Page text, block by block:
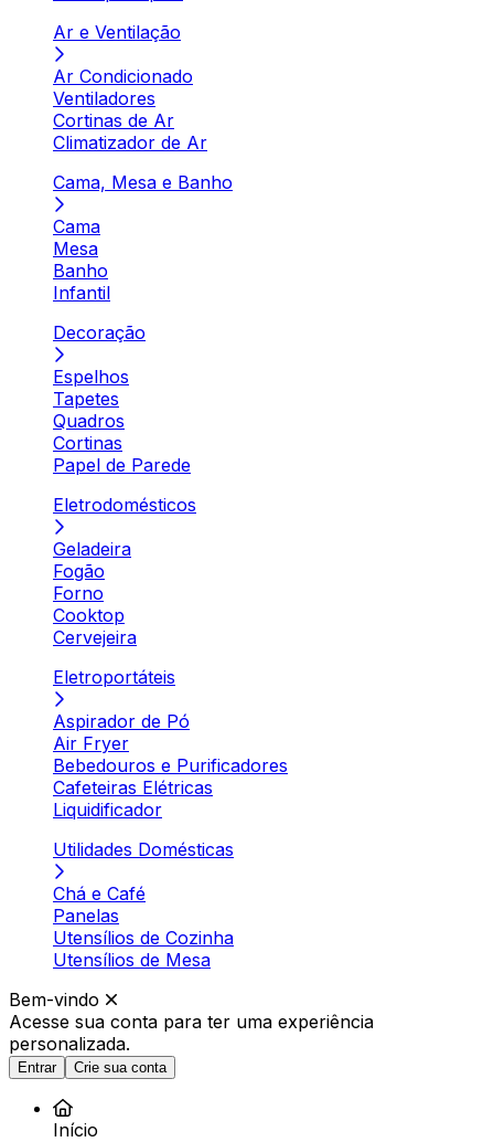
Ar e Ventilação
Ar Condicionado
Ventiladores
Cortinas de Ar
Climatizador de Ar
Cama, Mesa e Banho
Cama
Mesa
Banho
Infantil
Decoração
Espelhos
Tapetes
Quadros
Cortinas
Papel de Parede
Eletrodomésticos
Geladeira
Fogão
Forno
Cooktop
Cervejeira
Eletroportáteis
Aspirador de Pó
Air Fryer
Bebedouros e Purificadores
Cafeteiras Elétricas
Liquidificador
Utilidades Domésticas
Chá e Café
Panelas
Utensílios de Cozinha
Utensílios de Mesa
Bem-vindo
Acesse sua conta para ter uma experiência
personalizada.
Entrar Crie sua conta
Início